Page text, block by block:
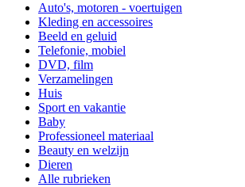
Auto's, motoren - voertuigen
Kleding en accessoires
Beeld en geluid
Telefonie, mobiel
DVD, film
Verzamelingen
Huis
Sport en vakantie
Baby
Professioneel materiaal
Beauty en welzijn
Dieren
Alle rubrieken